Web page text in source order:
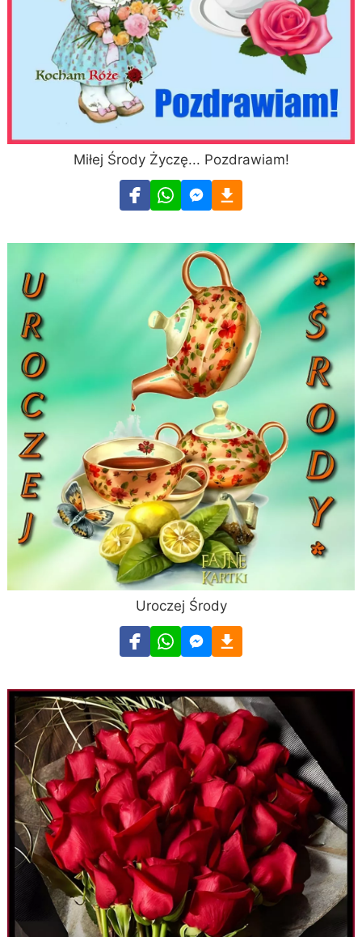
Miłej Środy Życzę... Pozdrawiam!
Uroczej Środy